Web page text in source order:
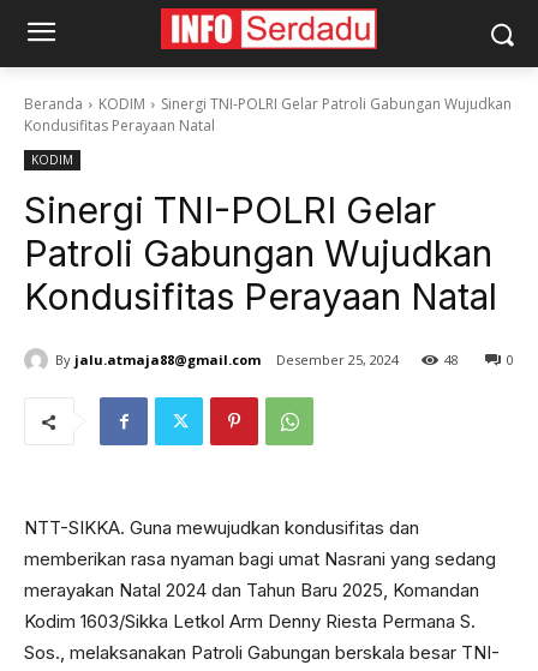
Beranda KODIM
Sinergi TNI-POLRI Gelar Patroli Gabungan Wujudkan
Kondusifitas Perayaan Natal
KODIM
Sinergi TNI-POLRI Gelar
Patroli Gabungan Wujudkan
Kondusifitas Perayaan Natal
By jalu.atmaja88@gmail.com Desember 25, 2024 0
48
NTT-SIKKA. Guna mewujudkan kondusifitas dan
memberikan rasa nyaman bagi umat Nasrani yang sedang
merayakan Natal 2024 dan Tahun Baru 2025, Komandan
Kodim 1603/Sikka Letkol Arm Denny Riesta Permana S.
Sos., melaksanakan Patroli Gabungan berskala besar TNI-